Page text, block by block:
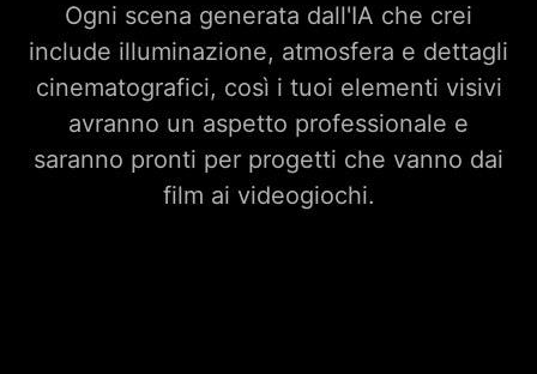
Ogni scena generata dall'IA che crei
include illuminazione, atmosfera e dettagli
cinematografici, così i tuoi elementi visivi
avranno un aspetto professionale e
saranno pronti per progetti che vanno dai
film ai videogiochi.